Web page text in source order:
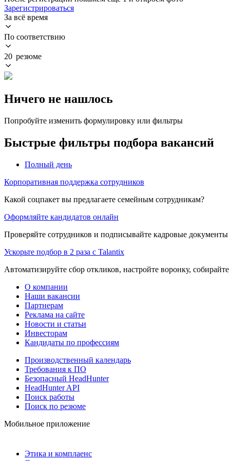
Зарегистрироваться
За всё время
По соответствию
20 резюме
Ничего не нашлось
Попробуйте изменить формулировку или фильтры
Быстрые фильтры подбора вакансий
Полный день
Корпоративная поддержка сотрудников
Какой соцпакет вы предлагаете семейным сотрудникам?
Оформляйте кандидатов онлайн
Проверяйте сотрудников и подписывайте кадровые
Ускорьте подбор в 2 раза с Talantix
Автоматизируйте сбор откликов, настройте воронку,
О компании
Наши вакансии
Партнерам
Реклама на сайте
Новости и статьи
Инвесторам
Кандидаты по профессиям
Производственный календарь
Требования к ПО
Безопасный HeadHunter
HeadHunter API
Поиск работы
Поиск по резюме
Мобильное приложение
Этика и комплаенс